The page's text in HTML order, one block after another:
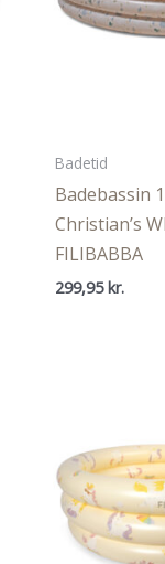
Badetid
Badebassin
Christian’s
FILIBABBA
299,95kr.